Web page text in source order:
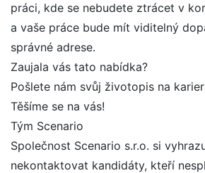
práci, kde se nebudete ztrácet v
a vaše práce bude mít viditelný
správné adrese.
Zaujala vás tato nabídka?
Pošlete nám svůj životopis na
Těšíme se na vás!
Tým Scenario
Společnost Scenario s.r.o. si
nekontaktovat kandidáty, kteří